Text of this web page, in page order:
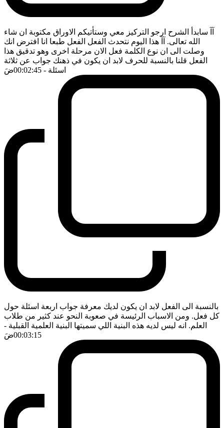
آآ سابدأ الشرح ارجو التركيز معي وستأتيكم الاوراق مكتوبة ان شاء
الله تعالى. آآ هذا اليوم نتحدث الفعل الفعل طبعا انا افترض انك
وصلت الى ان نوع الكلمة فعل الان مرحلة اخرى وهو تدقيق هذا
الفعل قلنا بالنسبة للحرف لابد ان يكون في ذهنك جواب عن ثلاثة
اسئلة - 00:02:45 ضَ
بالنسبة الى الفعل لابد ان يكون لديك معرفة جواب اربعة اسئلة حول
كل فعل. ومن الاسباب الرئيسة في صعوبة النحو عند كثير من طلاب
العلم. انه ليس لديه هذه البنية اللي سميتها البنية العلمية القبلية -
00:03:15ضَ